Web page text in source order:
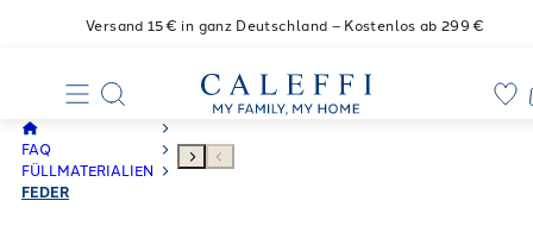
Versand 15€ in ganz Deutschland – Kostenlos ab 299 €
FAQ
FÜLLMATERIALIEN
FEDER